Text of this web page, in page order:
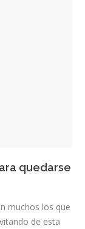
quedarse
muchos los que
de esta